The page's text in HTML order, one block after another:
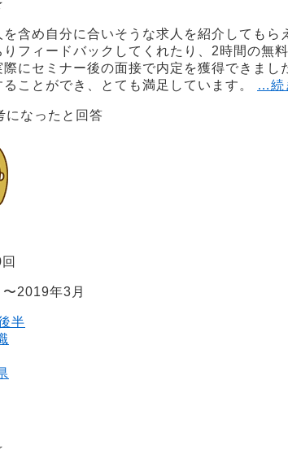
を含め自分に合いそうな求人を紹介しても
フィードバックしてくれたり、2時間の無
際にセミナー後の面接で内定を獲得できま
ことができ、とても満足しています。
…続
になったと回答
2019年3月
半